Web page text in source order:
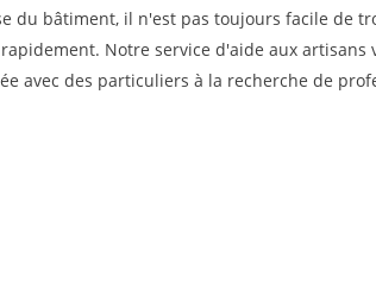
du bâtiment, il n'est pas toujours facile de
Notre service d'aide aux
avec des particuliers à la recherche de